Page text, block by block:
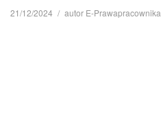
21/12/2024 autor E-Prawapracownika